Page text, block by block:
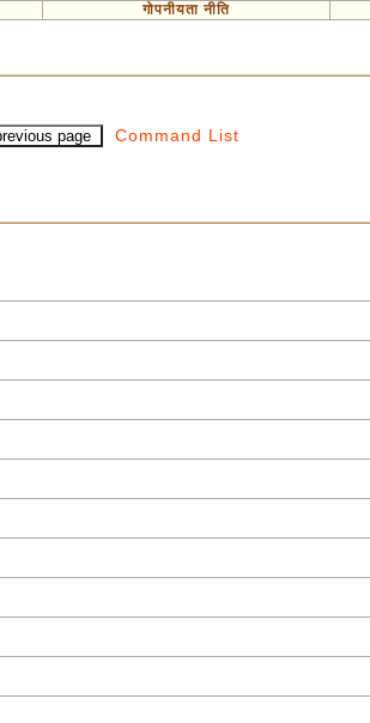
गोपनीयता नीति
Command List